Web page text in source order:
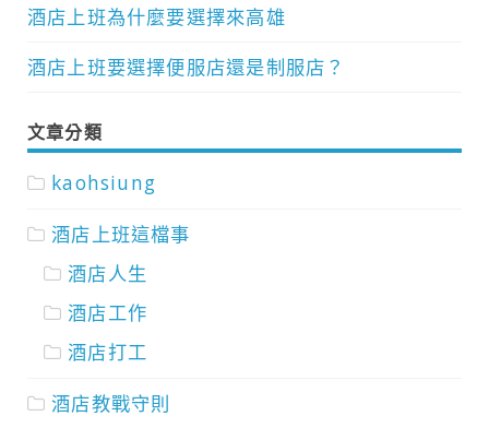
酒店上班為什麼要選擇來高雄
酒店上班要選擇便服店還是制服店？
文章分類
kaohsiung
酒店上班這檔事
酒店人生
酒店工作
酒店打工
酒店教戰守則